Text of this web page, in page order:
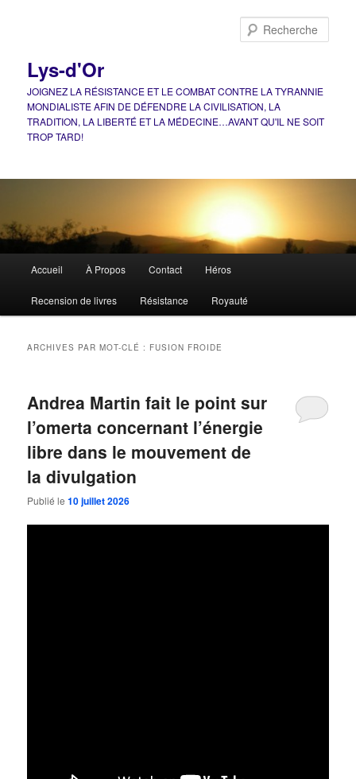
Lys-d'Or
JOIGNEZ LA RÉSISTANCE ET LE COMBAT CONTRE LA TYRANNIE
MONDIALISTE AFIN DE DÉFENDRE LA CIVILISATION, LA
TRADITION, LA LIBERTÉ ET LA MÉDECINE…AVANT QU'IL NE SOIT
TROP TARD!
principal
Accueil À Propos Contact Héros
Recension de livres Résistance Royauté
ARCHIVES PAR MOT-CLÉ : FUSION FROIDE
Andrea Martin fait le point sur
l’omerta concernant l’énergie
libre dans le mouvement de
la divulgation
Publié le10 juillet 2026